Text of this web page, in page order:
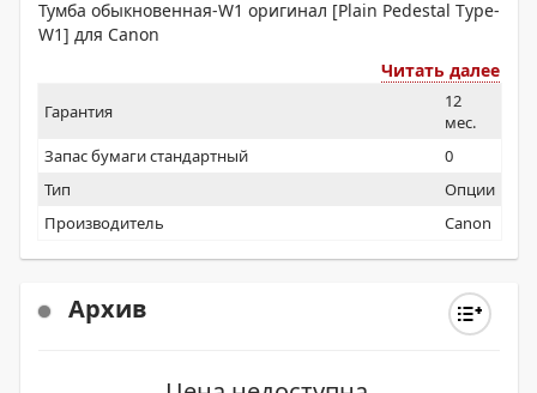
Тумба обыкновенная-W1 оригинал [Plain Pedestal Type-
W1] для Canon
Читать далее
Гарантия
12
мес.
Запас бумаги стандартный
0
Тип
Опции
Производитель
Canon
Архив